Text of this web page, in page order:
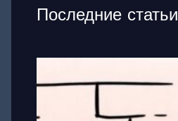
Последние статьи